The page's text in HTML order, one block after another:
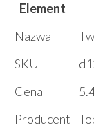
Element
Nazwa
SKU
Cena
Producent